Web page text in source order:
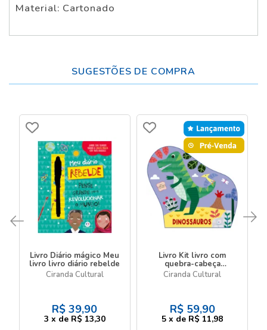
Material: Cartonado
SUGESTÕES DE COMPRA
Livro Diário mágico Meu
livro livro diário rebelde
Ciranda Cultural
R$ 39,90
3 x de R$ 13,30
Livro Kit livro com
quebra-cabeça
Dinossauros - Livro com
Ciranda Cultural
R$ 59,90
5 x de R$ 11,98